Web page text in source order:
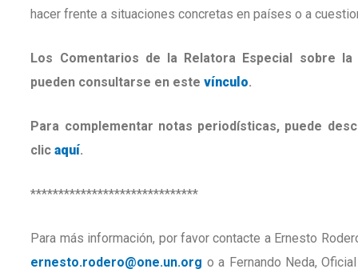
hacer frente a situaciones concretas en países o a
Los Comentarios de la Relatora Especial sobre
pueden consultarse en estevínculo.
Para complementar notas periodísticas, puede
clicaquí.
******************************
Para más información, por favor contacte a Ernesto
ernesto.rodero@one.un.org o a Fernando Neda,